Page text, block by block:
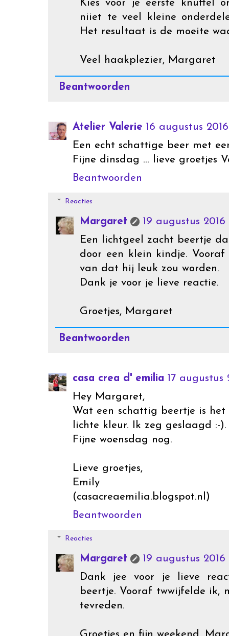
Kies voor je eerste knuffel
niiet te veel kleine
Het resultaat is de moeite
Veel haakplezier, Margaret
Beantwoorden
Atelier Valerie 16 augustus
Een echt schattige beer met
Fijne dinsdag ... lieve groetjes
Beantwoorden
Reacties
Margaret
19 augustus 2016
Een lichtgeel zacht beertje
door een klein kindje.
van dat hij leuk zou worden.
Dank je voor je lieve reactie.
Groetjes, Margaret
Beantwoorden
casa crea d' emilia 17 augustus
Hey Margaret,
Wat een schattig beertje is
lichte kleur. Ik zeg geslaagd :-).
Fijne woensdag nog.
Lieve groetjes,
Emily
(casacreaemilia.blogspot.nl)
Beantwoorden
Reacties
Margaret
19 augustus 2016
Dank jee voor je lieve
beertje. Vooraf twwijfelde ik,
tevreden.